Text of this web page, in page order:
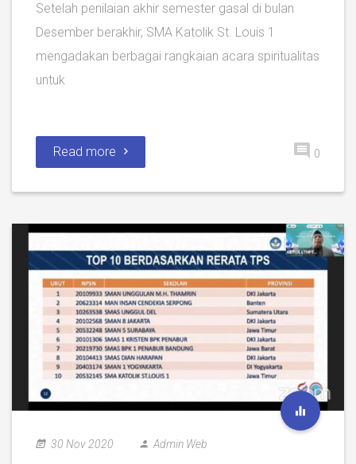
Setelah penilaian akhir semester gasal di bulan
Desember berakhir, SMA Katolik St. Louis 1
mengadakan berbagai rangkaian acara spiritualitas
untuk
Read more 0
30 Nov 2020 Admin Web